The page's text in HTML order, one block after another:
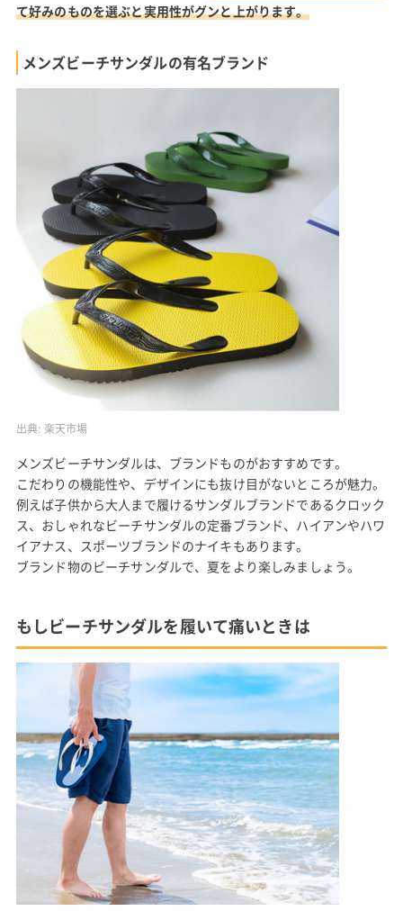
て好みのものを選ぶと実用性がグンと上がります。
メンズビーチサンダルの有名ブランド
出典: 楽天市場
メンズビーチサンダルは、ブランドものがおすすめです。
こだわりの機能性や、デザインにも抜け目がないところが魅力。
例えば子供から大人まで履けるサンダルブランドであるクロック
ス、おしゃれなビーチサンダルの定番ブランド、ハイアンやハワ
イアナス、スポーツブランドのナイキもあります。
ブランド物のビーチサンダルで、夏をより楽しみましょう。
もしビーチサンダルを履いて痛いときは